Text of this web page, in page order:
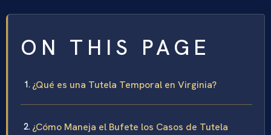
ON THIS PAGE
¿Qué es una Tutela Temporal en Virginia?
¿Cómo Maneja el Bufete los Casos de Tutela